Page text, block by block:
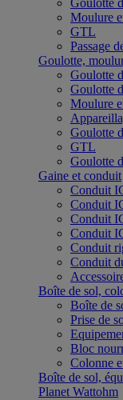
Goulotte
Moulure
GTL
Passage
Goulotte,
Goulotte
Goulotte
Moulure
Goulotte
GTL
Goulotte
Gaine et conduit
Conduit
Conduit
Conduit
Conduit
Conduit
Conduit
Boîte de sol,
Boîte de
Prise de
Bloc
Colonne
Boîte de sol,
Planet Wattohm